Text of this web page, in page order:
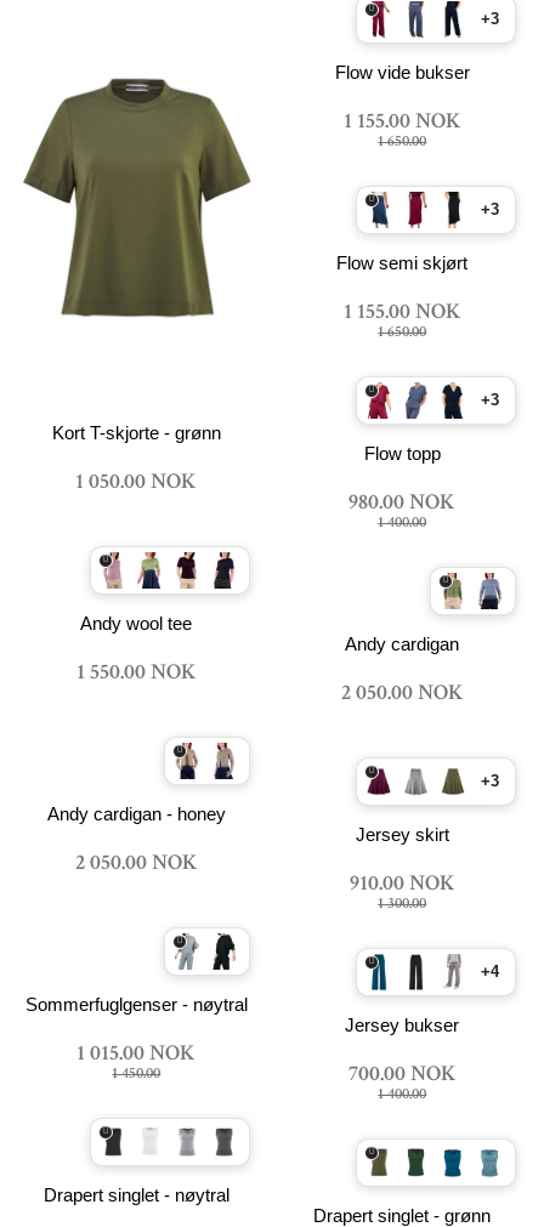
Kort T-skjorte - grønn
1 050.00 NOK
+3
Flow vide bukser
1 155.00 NOK
1 650.00
+3
Flow semi skjørt
1 155.00 NOK
1 650.00
+3
Flow topp
980.00 NOK
1 400.00
Andy wool tee
1 550.00 NOK
Andy cardigan
2 050.00 NOK
Andy cardigan - honey
2 050.00 NOK
+3
Jersey skirt
910.00 NOK
1 300.00
Sommerfuglgenser - nøytral
1 015.00 NOK
1 450.00
+4
Jersey bukser
700.00 NOK
1 400.00
Drapert singlet - nøytral
Drapert singlet - grønn